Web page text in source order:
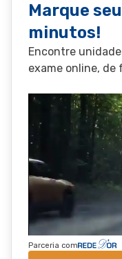
Marque
minutos!
Encontre
exame online, de
Parceria com